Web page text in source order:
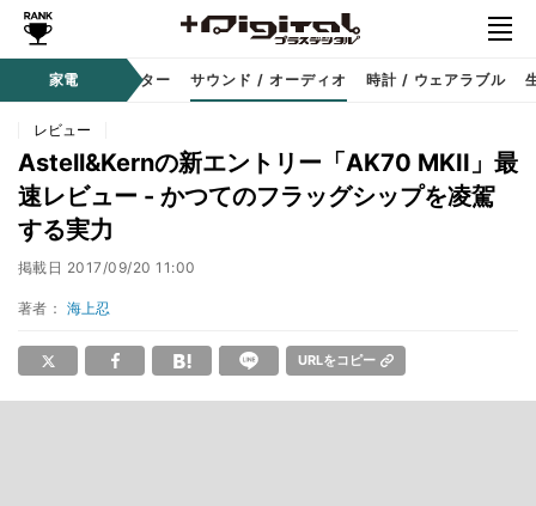
家電プロジェクター サウンド / オーディオ 時計 / ウェアラブル
レビュー
Astell&Kernの新エントリー「AK70 MKII」最
速レビュー - かつてのフラッグシップを凌駕
する実力
掲載日 2017/09/20 11:00
著者： 海上忍
URLをコピー